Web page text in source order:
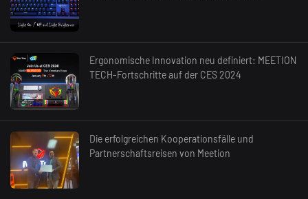
Ergonomische Innovation neu definiert: MEETION
TECH-Fortschritte auf der CES 2024
Die erfolgreichen Kooperationsfälle und
Partnerschaftsreisen von Meetion